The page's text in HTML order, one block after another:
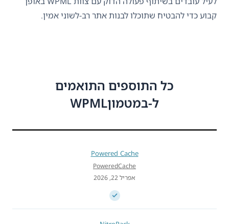
קבוע כדי להבטיח שתוכלו לבנות אתר רב-לשוני אמין.
כל התוספים התואמים
ל-במטמוןWPML
Powered Cache
PoweredCache
אפריל 22, 2026